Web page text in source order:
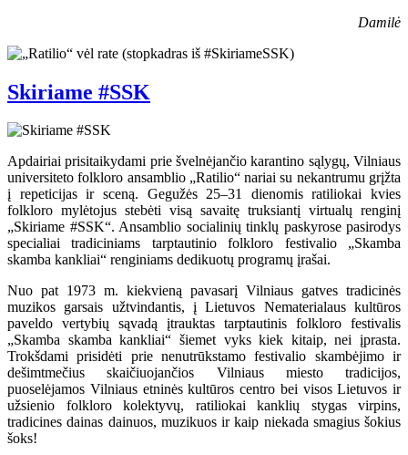
Damilė
Skiriame #SSK
Apdairiai prisitaikydami prie švelnėjančio karantino sąlygų, Vilniaus
universiteto folkloro ansamblio „Ratilio“ nariai su nekantrumu grįžta
į repeticijas ir sceną. Gegužės 25–31 dienomis ratiliokai kvies
folkloro mylėtojus stebėti visą savaitę truksiantį virtualų renginį
„Skiriame #SSK“. Ansamblio socialinių tinklų paskyrose pasirodys
specialiai tradiciniams tarptautinio folkloro festivalio „Skamba
skamba kankliai“ renginiams dedikuotų programų įrašai.
Nuo pat 1973 m. kiekvieną pavasarį Vilniaus gatves tradicinės
muzikos garsais užtvindantis, į Lietuvos Nematerialaus kultūros
paveldo vertybių sąvadą įtrauktas tarptautinis folkloro festivalis
„Skamba skamba kankliai“ šiemet vyks kiek kitaip, nei įprasta.
Trokšdami prisidėti prie nenutrūkstamo festivalio skambėjimo ir
dešimtmečius skaičiuojančios Vilniaus miesto tradicijos,
puoselėjamos Vilniaus etninės kultūros centro bei visos Lietuvos ir
užsienio folkloro kolektyvų, ratiliokai kanklių stygas virpins,
tradicines dainas dainuos, muzikuos ir kaip niekada smagius šokius
šoks!